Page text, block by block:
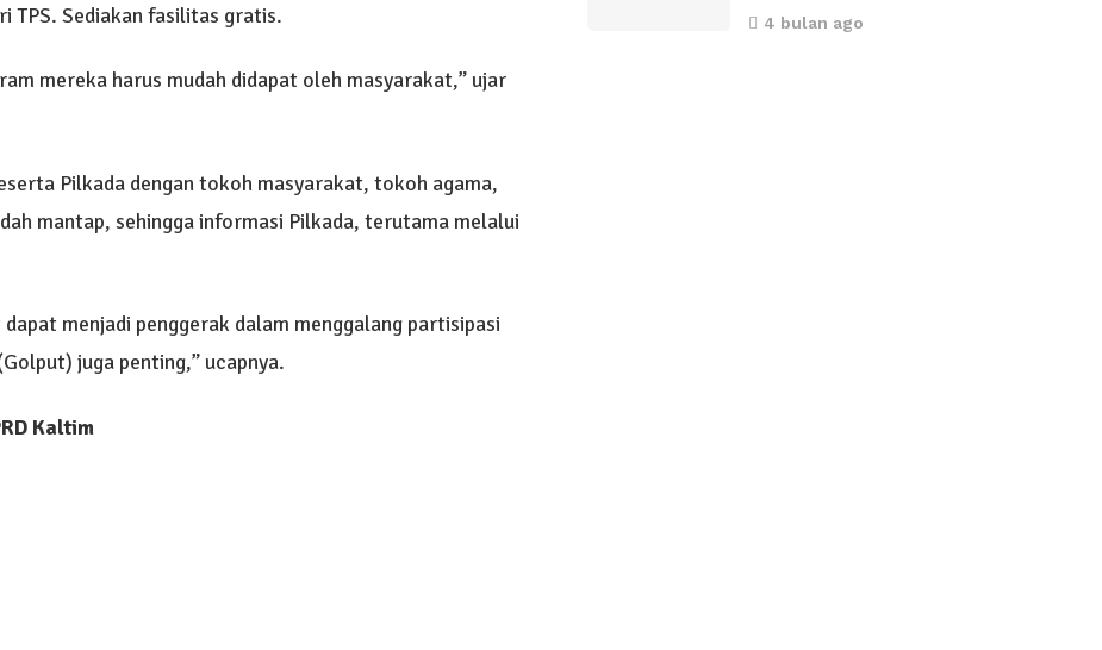
TPS. Sediakan fasilitas gratis.
mereka harus mudah didapat oleh masyarakat,” ujar
Pilkada dengan tokoh masyarakat, tokoh agama,
mantap, sehingga informasi Pilkada, terutama melalui
menjadi penggerak dalam menggalang partisipasi
juga penting,” ucapnya.
Kaltim
4 bulan ago